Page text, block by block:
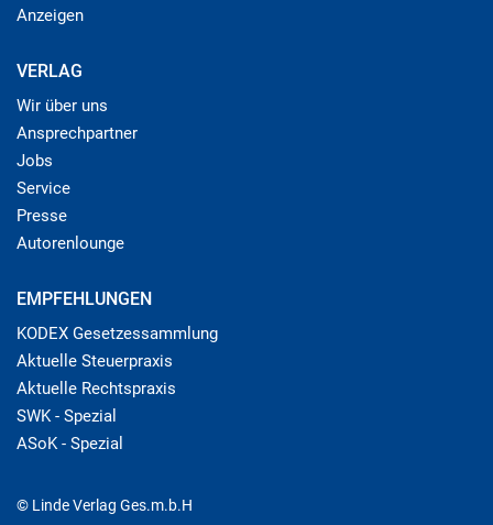
Anzeigen
VERLAG
Wir über uns
Ansprechpartner
Jobs
Service
Presse
Autorenlounge
EMPFEHLUNGEN
KODEX Gesetzessammlung
Aktuelle Steuerpraxis
Aktuelle Rechtspraxis
SWK - Spezial
ASoK - Spezial
© Linde Verlag Ges.m.b.H